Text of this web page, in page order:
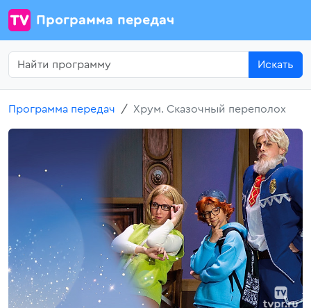
Программа передач
Искать
Программа передач Хрум. Сказочный переполох